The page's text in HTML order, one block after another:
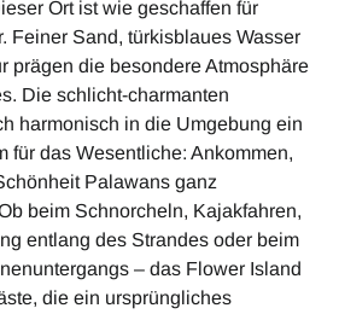
Ort ist wie geschaffen für
Feiner Sand, türkisblaues Wasser
prägen die besondere Atmosphäre
Die schlicht-charmanten
harmonisch in die Umgebung ein
für das Wesentliche: Ankommen,
Palawans ganz
beim Schnorcheln, Kajakfahren,
entlang des Strandes oder beim
– das Flower Island
die ein ursprüngliches